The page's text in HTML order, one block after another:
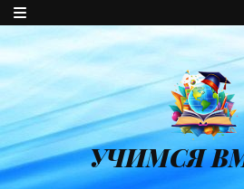
УЧИМСЯ